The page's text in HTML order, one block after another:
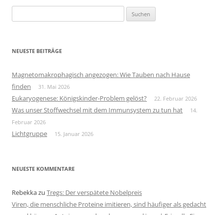
nach:
NEUESTE BEITRÄGE
Magnetomakrophagisch angezogen: Wie Tauben nach Hause
finden
31. Mai 2026
Eukaryogenese: Königskinder-Problem gelöst? 22. Februar 2026
Was unser Stoffwechsel mit dem Immunsystem zu tun hat
14.
Februar 2026
Lichtgruppe 15. Januar 2026
NEUESTE KOMMENTARE
Rebekkazu Tregs: Der verspätete Nobelpreis
Viren, die menschliche Proteine imitieren, sind häufiger als gedacht